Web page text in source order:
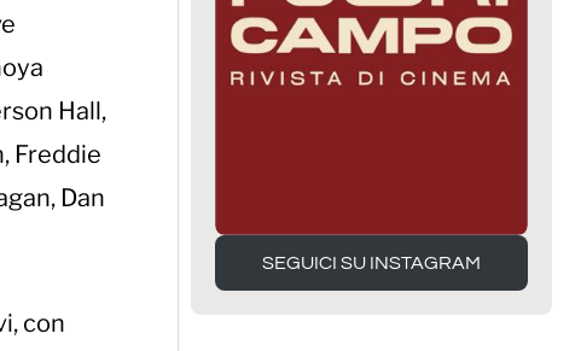
Hall,
Freddie
Dan
con
SEGUICI SU INSTAGRAM
SEGUICI SU INSTAGRAM